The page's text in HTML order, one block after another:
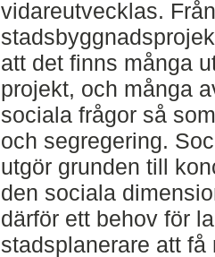
vidareutvecklas.
att det finns många
projekt, och många
sociala frågor så
och segregering.
utgör grunden till
den sociala
därför ett behov för
stadsplanerare att